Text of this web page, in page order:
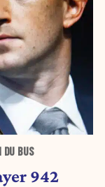
DU BUS
942